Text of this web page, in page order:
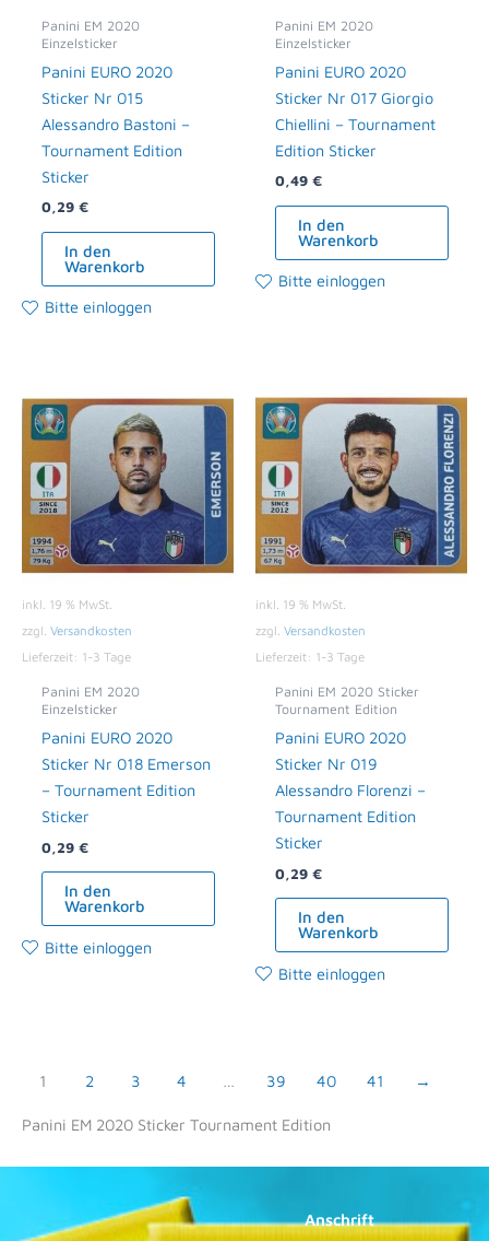
Panini EM 2020
Einzelsticker
Panini EURO 2020
Sticker Nr 015
Alessandro Bastoni –
Tournament Edition
Sticker
0,29 €
In den
Warenkorb
Bitte einloggen
Panini EM 2020
Einzelsticker
Panini EURO 2020
Sticker Nr 017 Giorgio
Chiellini – Tournament
Edition Sticker
0,49 €
In den
Warenkorb
Bitte einloggen
inkl. 19 % MwSt.
zzgl. Versandkosten
Lieferzeit: 1-3 Tage
Panini EM 2020
Einzelsticker
Panini EURO 2020
Sticker Nr 018 Emerson
– Tournament Edition
Sticker
0,29 €
In den
Warenkorb
Bitte einloggen
inkl. 19 % MwSt.
zzgl. Versandkosten
Lieferzeit: 1-3 Tage
Panini EM 2020 Sticker
Tournament Edition
Panini EURO 2020
Sticker Nr 019
Alessandro Florenzi –
Tournament Edition
Sticker
0,29 €
In den
Warenkorb
Bitte einloggen
1 2 3 4 39 40 41 →
Panini EM 2020 Sticker Tournament Edition
Anschrift